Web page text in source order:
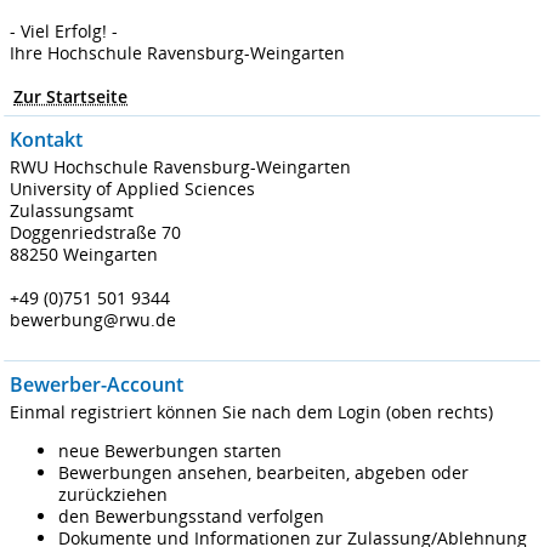
- Viel Erfolg! -
Ihre Hochschule Ravensburg-Weingarten
Zur Startseite
Kontakt
RWU Hochschule Ravensburg-Weingarten
University of Applied Sciences
Zulassungsamt
Doggenriedstraße 70
88250 Weingarten
+49 (0)751 501 9344
bewerbung@rwu.de
Bewerber-Account
Einmal registriert können Sie nach dem Login (oben rechts)
neue Bewerbungen starten
Bewerbungen ansehen, bearbeiten, abgeben oder
zurückziehen
den Bewerbungsstand verfolgen
Dokumente und Informationen zur Zulassung/Ablehnung